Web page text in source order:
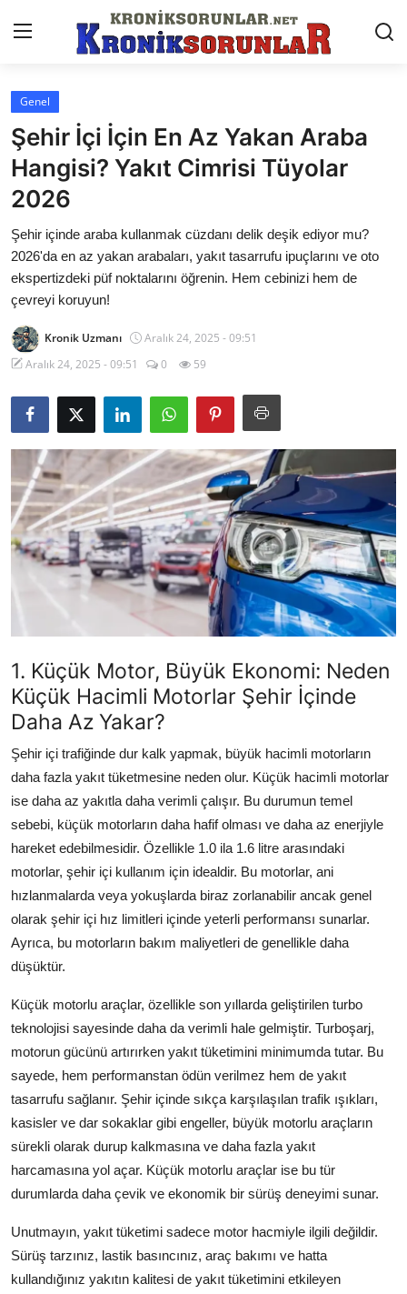
Anasayfa
Markalar
İletişim
Trafik & Cezalar
Sigorta & Kasko
Muayene & Ruhsat
Sorgulamalar
İkinci El & Alım-Satım
Bakım & Arıza Çözümleri
Elektrikli & Hibrit
Kiralama & Filo
Sürüş & Güvenlik
Lastik & Jant
Yağlar & Sıvılar
LPG & Yakıt
Elektrik & Akü
Klima & Konfor
Aydınlatma & Görüş
Şanzıman & Aktarma
Dizel Sistemler
Multimedya & Elektronik
Genel
Şehir İçi İçin En Az Yakan Araba
Hangisi? Yakıt Cimrisi Tüyolar
2026
Şehir içinde araba kullanmak cüzdanı delik deşik ediyor mu?
2026'da en az yakan arabaları, yakıt tasarrufu ipuçlarını ve oto
ekspertizdeki püf noktalarını öğrenin. Hem cebinizi hem de
çevreyi koruyun!
Kronik Uzmanı
Aralık 24, 2025 - 09:51
Aralık 24, 2025 - 09:51
0 59
1. Küçük Motor, Büyük Ekonomi: Neden
Küçük Hacimli Motorlar Şehir İçinde
Daha Az Yakar?
Şehir içi trafiğinde dur kalk yapmak, büyük hacimli motorların
daha fazla yakıt tüketmesine neden olur. Küçük hacimli motorlar
ise daha az yakıtla daha verimli çalışır. Bu durumun temel
sebebi, küçük motorların daha hafif olması ve daha az enerjiyle
hareket edebilmesidir. Özellikle 1.0 ila 1.6 litre arasındaki
motorlar, şehir içi kullanım için idealdir. Bu motorlar, ani
hızlanmalarda veya yokuşlarda biraz zorlanabilir ancak genel
olarak şehir içi hız limitleri içinde yeterli performansı sunarlar.
Ayrıca, bu motorların bakım maliyetleri de genellikle daha
düşüktür.
Küçük motorlu araçlar, özellikle son yıllarda geliştirilen turbo
teknolojisi sayesinde daha da verimli hale gelmiştir. Turboşarj,
motorun gücünü artırırken yakıt tüketimini minimumda tutar. Bu
sayede, hem performanstan ödün verilmez hem de yakıt
tasarrufu sağlanır. Şehir içinde sıkça karşılaşılan trafik ışıkları,
kasisler ve dar sokaklar gibi engeller, büyük motorlu araçların
sürekli olarak durup kalkmasına ve daha fazla yakıt
harcamasına yol açar. Küçük motorlu araçlar ise bu tür
durumlarda daha çevik ve ekonomik bir sürüş deneyimi sunar.
Unutmayın, yakıt tüketimi sadece motor hacmiyle ilgili değildir.
Sürüş tarzınız, lastik basıncınız, araç bakımı ve hatta
kullandığınız yakıtın kalitesi de yakıt tüketimini etkileyen